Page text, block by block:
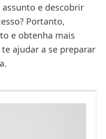
e descobrir
Portanto,
e obtenha mais
ajudar a se preparar